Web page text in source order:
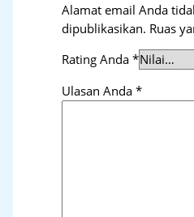
Alamat email Anda
dipublikasikan. Ruas
Rating Anda*
Ulasan Anda*